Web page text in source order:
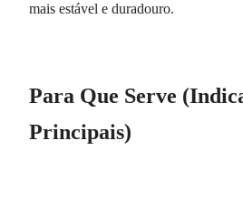
mais estável e duradouro.
Para Que Serve
Principais)